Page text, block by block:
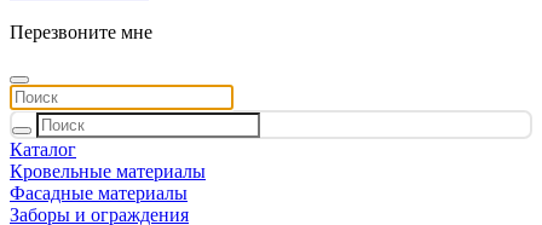
Перезвоните мне
Каталог
Кровельные материалы
Фасадные материалы
Заборы и ограждения